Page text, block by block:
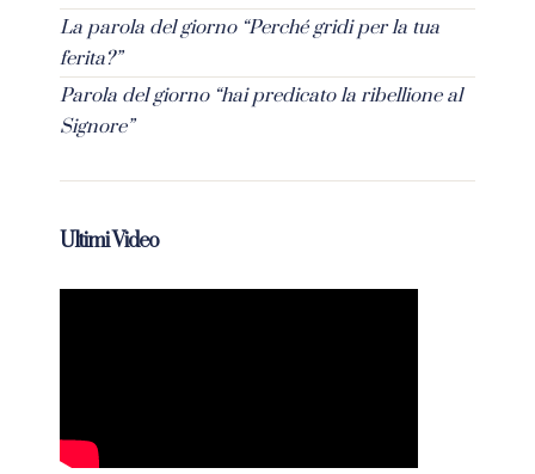
La parola del giorno “Perché gridi per la tua
ferita?”
Parola del giorno “hai predicato la ribellione al
Signore”
Ultimi Video